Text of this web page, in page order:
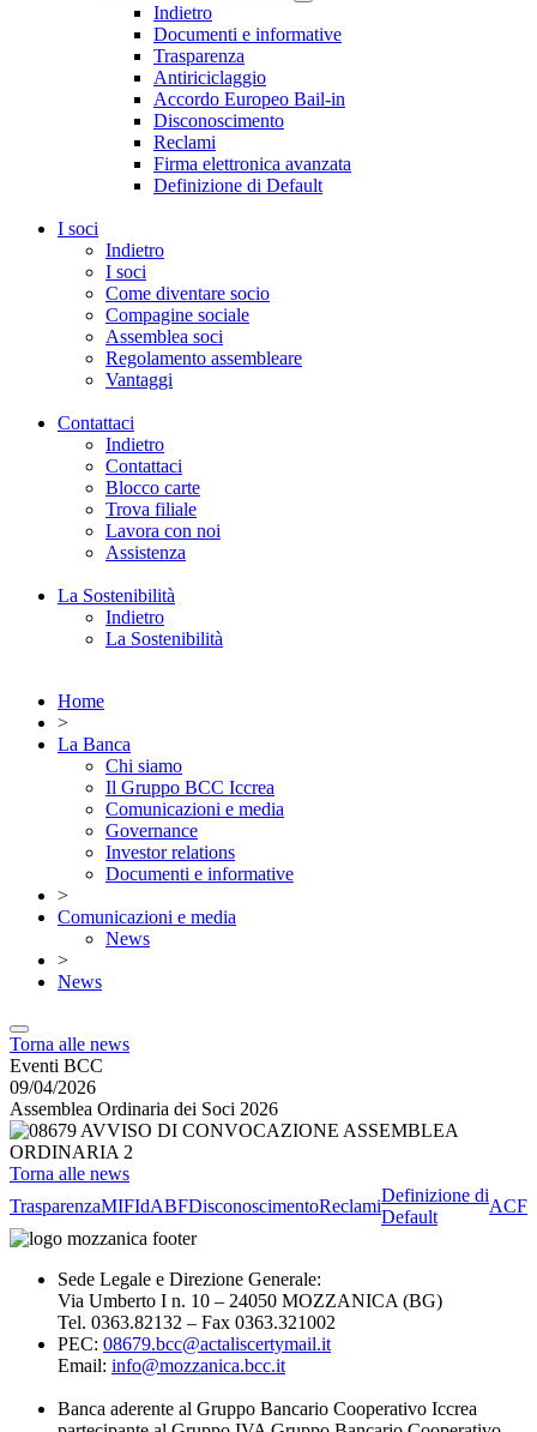
Indietro
Documenti e informative
Trasparenza
Antiriciclaggio
Accordo Europeo Bail-in
Disconoscimento
Reclami
Firma elettronica avanzata
Definizione di Default
I soci
Indietro
I soci
Come diventare socio
Compagine sociale
Assemblea soci
Regolamento assembleare
Vantaggi
Contattaci
Indietro
Contattaci
Blocco carte
Trova filiale
Lavora con noi
Assistenza
La Sostenibilità
Indietro
La Sostenibilità
Home
>
La Banca
Chi siamo
Il Gruppo BCC Iccrea
Comunicazioni e media
Governance
Investor relations
Documenti e informative
>
Comunicazioni e media
News
>
News
Torna alle news
Eventi BCC
09/04/2026
Assemblea Ordinaria dei Soci 2026
Torna alle news
TrasparenzaMIFIdABFDisconoscimentoReclami
Definizione di
Default
ACF
Sede Legale e Direzione Generale:
Via Umberto I n. 10 – 24050 MOZZANICA (BG)
Tel. 0363.82132 – Fax 0363.321002
PEC: 08679.bcc@actaliscertymail.it
Email: info@mozzanica.bcc.it
Banca aderente al Gruppo Bancario Cooperativo Iccrea